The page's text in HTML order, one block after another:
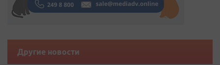
Другие новости